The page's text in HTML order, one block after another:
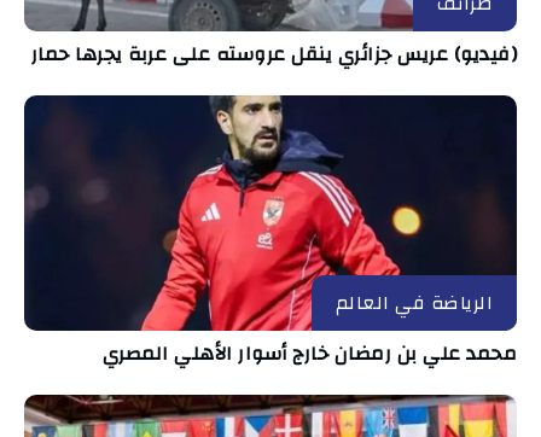
(فيديو) عريس جزائري ينقل عروسته على عربة يجرها حمار
الرياضة في العالم
محمد علي بن رمضان خارج أسوار الأهلي المصري